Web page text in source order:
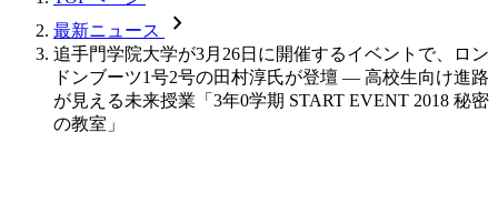
最新ニュース chevron_forward
追手門学院大学が3月26日に開催するイベントで、ロン
ドンブーツ1号2号の田村淳氏が登壇 — 高校生向け進路
が見える未来授業「3年0学期 START EVENT 2018 秘密
の教室」